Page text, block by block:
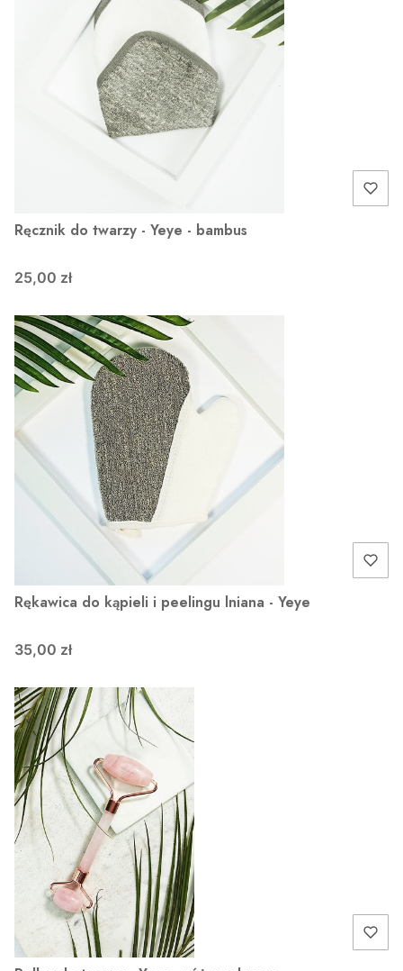
Ręcznik do twarzy - Yeye - bambus
25,00 zł
Rękawica do kąpieli i peelingu lniana - Yeye
35,00 zł